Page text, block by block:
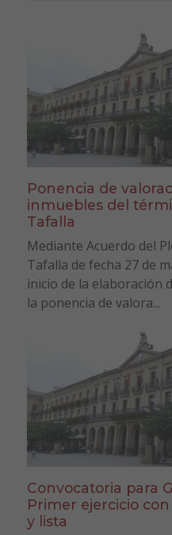
Ponencia de
inmuebles del
Tafalla
Mediante Acuerdo del
Tafalla de fecha 27 de
inicio de la elaboración
la ponencia de valora...
Convocatoria para
Primer ejercicio
y lista